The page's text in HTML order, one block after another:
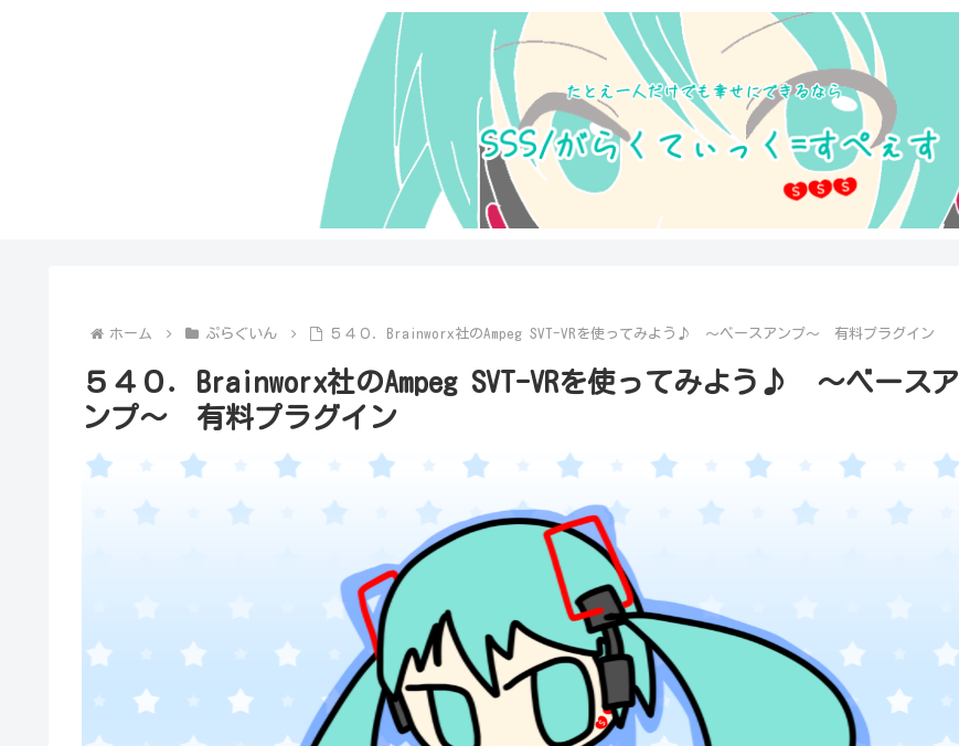
ホーム ぷらぐいん ５４０．Brainworx社のAmpeg SVT-VRを使ってみよう♪ ～ベースアンプ～ 有料プラグイン
５４０．Brainworx社のAmpeg SVT-VRを使ってみよう♪ ～ベースア
ンプ～ 有料プラグイン